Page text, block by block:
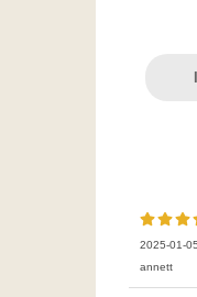
2025-01-05
annett